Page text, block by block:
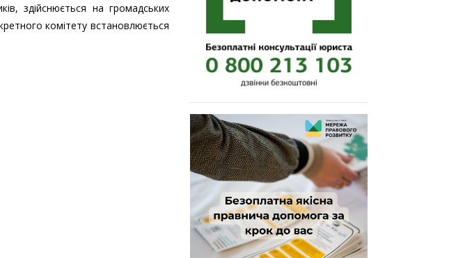
здійснюється на громадських
комітету встановлюється